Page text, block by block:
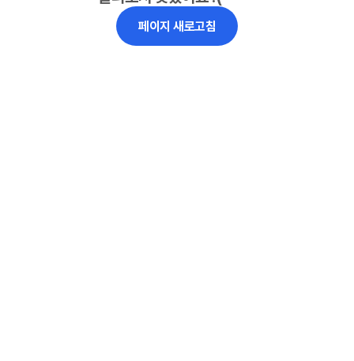
페이지 새로고침